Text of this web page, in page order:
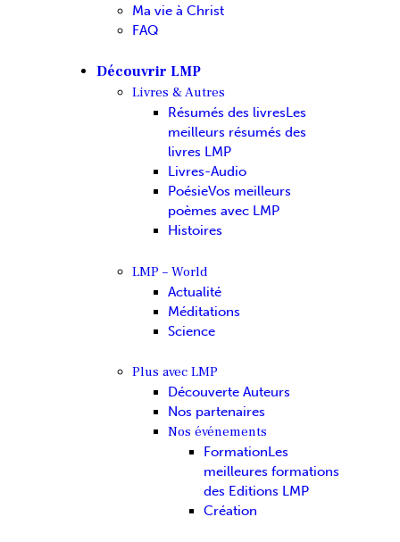
Ma vie à Christ
FAQ
Découvrir LMP
Livres & Autres
Résumés des livresLes
meilleurs résumés des
livres LMP
Livres-Audio
PoésieVos meilleurs
poèmes avec LMP
Histoires
LMP – World
Actualité
Méditations
Science
Plus avec LMP
Découverte Auteurs
Nos partenaires
Nos événements
FormationLes
meilleures formations
des Editions LMP
Création